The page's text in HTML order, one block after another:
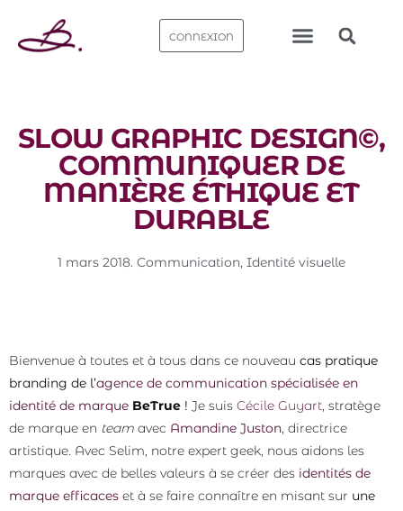
CONNEXION
SLOW GRAPHIC DESIGN©,
COMMUNIQUER DE
MANIÈRE ÉTHIQUE ET
DURABLE
1 mars 2018. Communication, Identité visuelle​
Bienvenue à toutes et à tous dans ce nouveau cas pratique
branding de l’agence de communication spécialisée en
identité de marque BeTrue ! Je suis Cécile Guyart, stratège
de marque en team avec Amandine Juston, directrice
artistique. Avec Selim, notre expert geek, nous aidons les
marques avec de belles valeurs à se créer des identités de
marque efficaces et à se faire connaître en misant sur une